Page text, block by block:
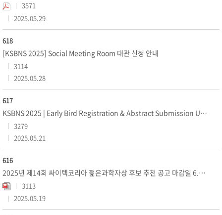
3571
2025.05.29
618
[KSBNS 2025] Social Meeting Room 대관 신청 안내
3114
2025.05.28
617
KSBNS 2025 | Early Bird Registration & Abstract Submission Until May...
3279
2025.05.21
616
2025년 제14회 싸이텍코리아 젊은과학자상 후보 추천 공고 마감일 6.27까지 연장
3113
2025.05.19